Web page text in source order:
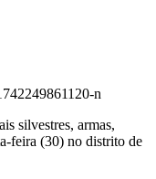
silvestres, armas,
feira (30) no distrito de